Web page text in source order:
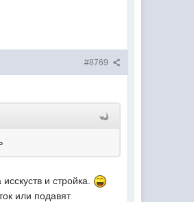
#8769
и стройка.
или подавят